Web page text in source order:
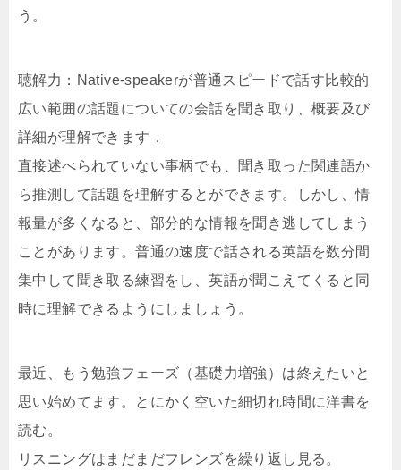
う。
聴解力：Native-speakerが普通スピードで話す比較的
広い範囲の話題についての会話を聞き取り、概要及び
詳細が理解できます．
直接述べられていない事柄でも、聞き取った関連語か
ら推測して話題を理解するとができます。しかし、情
報量が多くなると、部分的な情報を聞き逃してしまう
ことがあります。普通の速度で話される英語を数分間
集中して聞き取る練習をし、英語が聞こえてくると同
時に理解できるようにしましょう。
最近、もう勉強フェーズ（基礎力増強）は終えたいと
思い始めてます。とにかく空いた細切れ時間に洋書を
読む。
リスニングはまだまだフレンズを繰り返し見る。